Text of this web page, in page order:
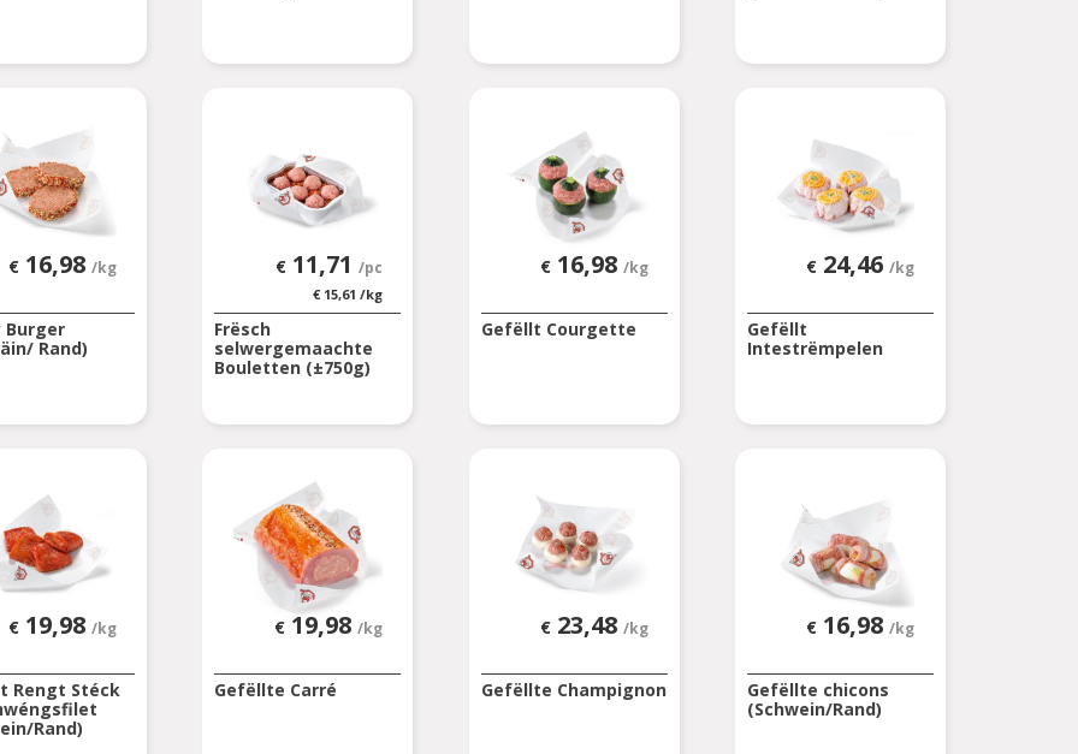
€16,98 /kg
Burger
Rand)
€11,71 /pc
€15,61 /kg
Frësch
selwergemaachte
Bouletten (±750g)
€ 16,98 /kg
Gefëllt Courgette
€ 24,46 /kg
Gefëllt
Intestrëmpelen
€19,98 /kg
Rengt Stéck
Rand)
€19,98 /kg
Gefëllte Carré
€ 23,48 /kg
Gefëllte Champignon
€ 16,98 /kg
Gefëllte chicons
(Schwein/Rand)